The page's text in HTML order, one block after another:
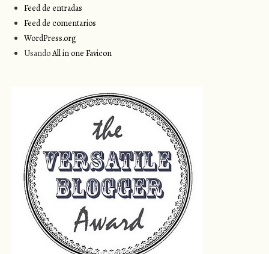
Feed de entradas
Feed de comentarios
WordPress.org
UsandoAll in one Favicon